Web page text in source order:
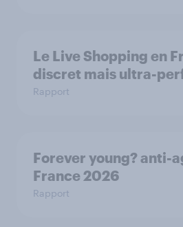
Le Live Shopping en
discret mais ultra-
Rapport
Forever young? anti-
France 2026
Rapport